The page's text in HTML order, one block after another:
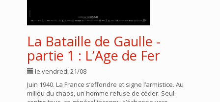
La Bataille de Gaulle -
partie 1 : L’Age de Fer
le vendredi 21/08
Juin 1940. La France s’effondre et signe l’armistice. Au
milieu du chaos, un homme refuse de céder. Seul